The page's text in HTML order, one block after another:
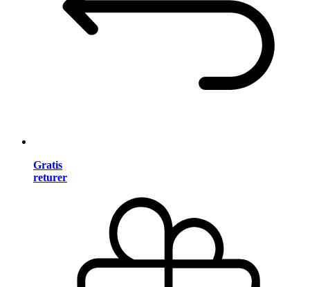
Gratis
returer